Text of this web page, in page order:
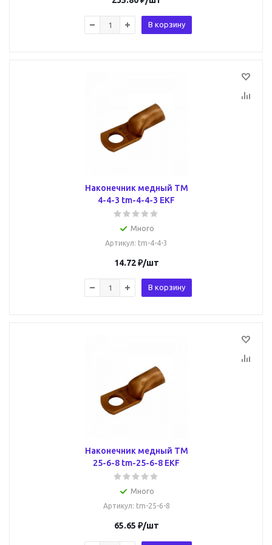
В корзину
Наконечник медный ТМ
4-4-3 tm-4-4-3 EKF
Много
Артикул: tm-4-4-3
14.72₽/шт
В корзину
Наконечник медный ТМ
25-6-8 tm-25-6-8 EKF
Много
Артикул: tm-25-6-8
65.65 ₽/шт